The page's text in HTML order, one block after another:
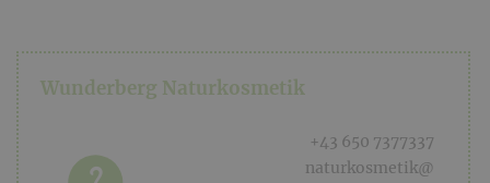
Wunderberg Naturkosmetik
+43 650 7377337
naturkosmetik@